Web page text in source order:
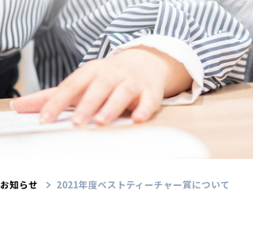
お知らせ 2021年度ベストティーチャー賞について